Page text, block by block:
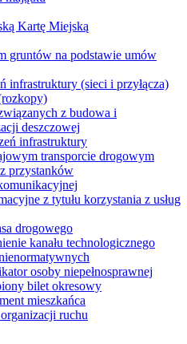
Kartę Miejską
gruntów na podstawie umów
infrastruktury (sieci i przyłącza)
z budowa i
deszczowej
infrastruktury
transporcie drogowym
przystanków
z tytułu korzystania z usług
drogowego
kanału technologicznego
osoby niepełnosprawnej
bilet okresowy
mieszkańca
ruchu